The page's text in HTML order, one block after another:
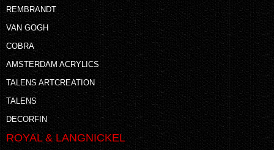
REMBRANDT
VAN GOGH
COBRA
AMSTERDAM ACRYLICS
TALENS ARTCREATION
TALENS
DECORFIN
ROYAL & LANGNICKEL